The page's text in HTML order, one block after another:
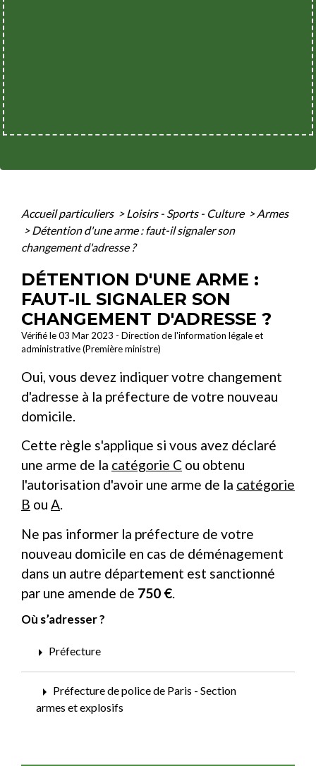
Accueil particuliers > Loisirs - Sports - Culture > Armes
> Détention d'une arme : faut-il signaler son
changement d'adresse ?
DÉTENTION D'UNE ARME :
FAUT-IL SIGNALER SON
CHANGEMENT D'ADRESSE ?
Vérifié le 03 Mar 2023 - Direction de l'information légale et
administrative (Première ministre)
Oui, vous devez indiquer votre changement
d'adresse à la préfecture de votre nouveau
domicile.
Cette règle s'applique si vous avez déclaré
une arme de la catégorie C ou obtenu
l'autorisation d'avoir une arme de la catégorie
B ou A.
Ne pas informer la préfecture de votre
nouveau domicile en cas de déménagement
dans un autre département est sanctionné
par une amende de 750 €.
Où s’adresser ?
arrow_right Préfecture
arrow_right Préfecture de police de Paris - Section
armes et explosifs